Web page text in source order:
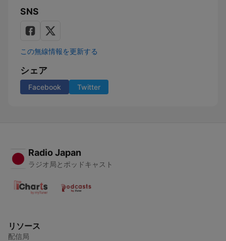
SNS
この無線情報を更新する
シェア
Facebook Twitter
Radio Japan
ラジオ局とポッドキャスト
リソース
配信局